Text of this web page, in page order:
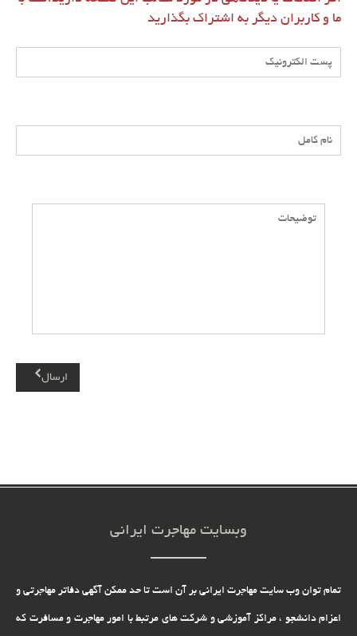
ما و کاربران دیگر به اشتراک بگذارید
ارسال
وبسایت مهاجرت ایرانی
تمام توان وب سایت مهاجرت ایرانی بر آن است تا حد ممکن آگهی دفاتر مهاجرتی و
اعزام دانشجو ، مراکز آموزشی و شرکت های مرتبط با امور مهاجرت و مسافرت که